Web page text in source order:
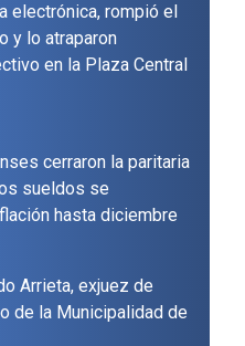
electrónica, rompió el
y lo atraparon
en la Plaza Central
cerraron la paritaria
sueldos se
hasta diciembre
Arrieta, exjuez de
de la Municipalidad de